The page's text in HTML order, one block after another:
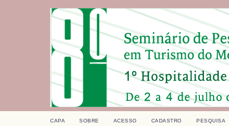
CAPA SOBRE ACESSO CADASTRO PESQUISA